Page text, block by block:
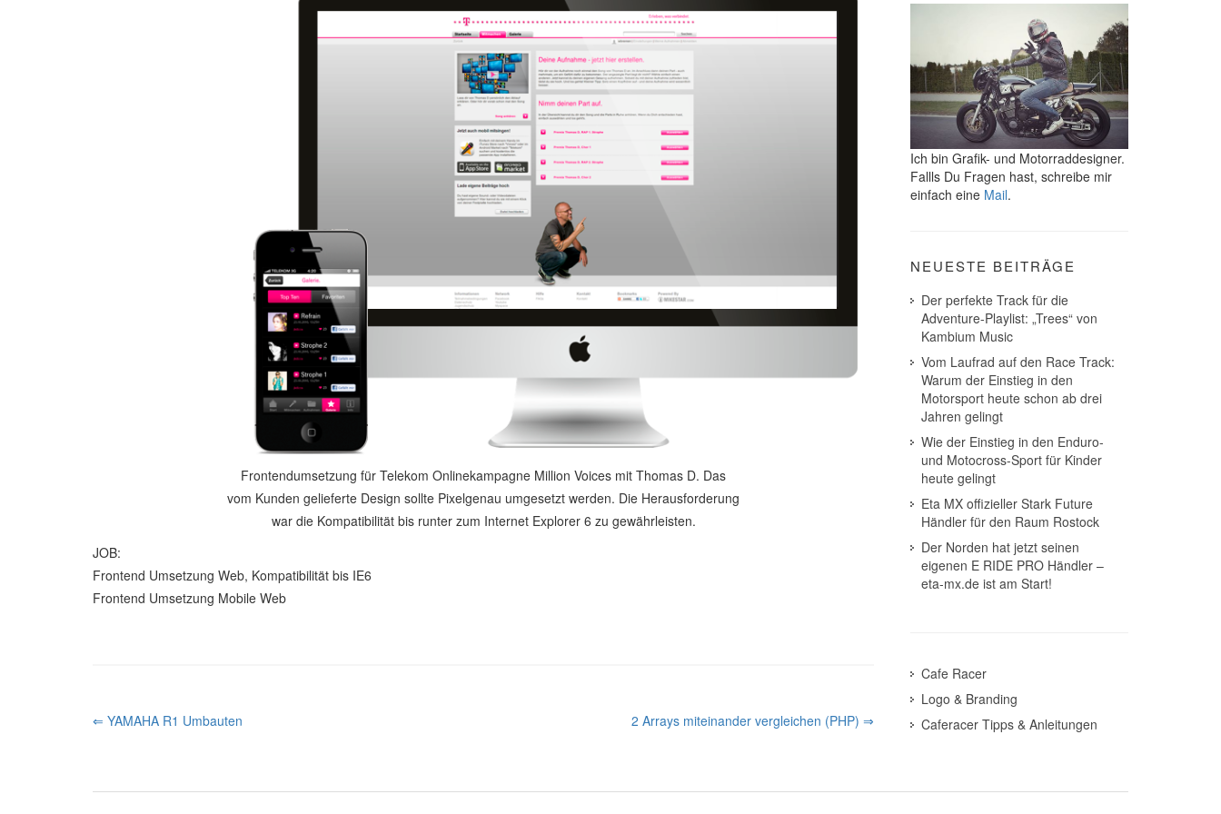
Frontendumsetzung für Telekom Onlinekampagne Million Voices mit Thomas D. Das
vom Kunden gelieferte Design sollte Pixelgenau umgesetzt werden. Die Herausforderung
war die Kompatibilität bis runter zum Internet Explorer 6 zu gewährleisten.
JOB:
Frontend Umsetzung Web, Kompatibilität bis IE6
Frontend Umsetzung Mobile Web
P
S
⇐ YAMAHA R1 Umbauten 2 Arrays miteinander vergleichen (PHP) ⇒
Ich bin Grafik- und Motorraddesigner.
Fallls Du Fragen hast, schreibe mir
einfach eine Mail.
NEUESTE BEITRÄGE
Der perfekte Track für die
Adventure-Playlist: „Trees“ von
Kambium Music
Vom Laufrad auf den Race Track:
Warum der Einstieg in den
Motorsport heute schon ab drei
Jahren gelingt
Wie der Einstieg in den Enduro-
und Motocross-Sport für Kinder
heute gelingt
Eta MX offizieller Stark Future
Händler für den Raum Rostock
Der Norden hat jetzt seinen
eigenen E RIDE PRO Händler –
eta-mx.de ist am Start!
Cafe Racer
Logo & Branding
Caferacer Tipps & Anleitungen